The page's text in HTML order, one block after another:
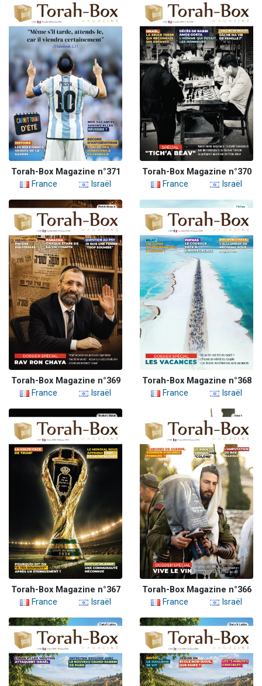
Torah-Box Magazine n°371
France
Israël
Torah-Box Magazine n°370
France
Israël
Torah-Box Magazine n°369
France
Israël
Torah-Box Magazine n°368
France
Israël
Torah-Box Magazine n°367
France
Israël
Torah-Box Magazine n°366
France
Israël